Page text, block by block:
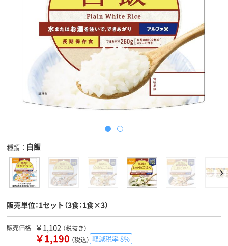
種類 白飯
販売単位：1セット（3食：1食×3）
販売価格 ￥1,102 （税抜き）
￥1,190 （税込） 軽減税率 8%